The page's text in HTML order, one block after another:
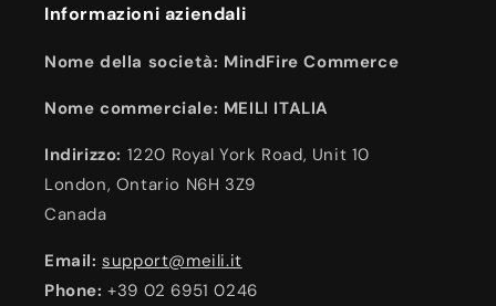
Informazioni aziendali
Nome della società: MindFire Commerce
Nome commerciale: MEILI ITALIA
Indirizzo: 1220 Royal York Road, Unit 10
London, Ontario N6H 3Z9
Canada
Email: support@meili.it
Phone: +39 02 6951 0246